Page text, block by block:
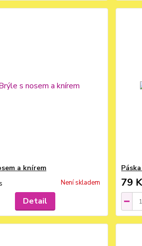
a knírem
Není skladem
Detail
79